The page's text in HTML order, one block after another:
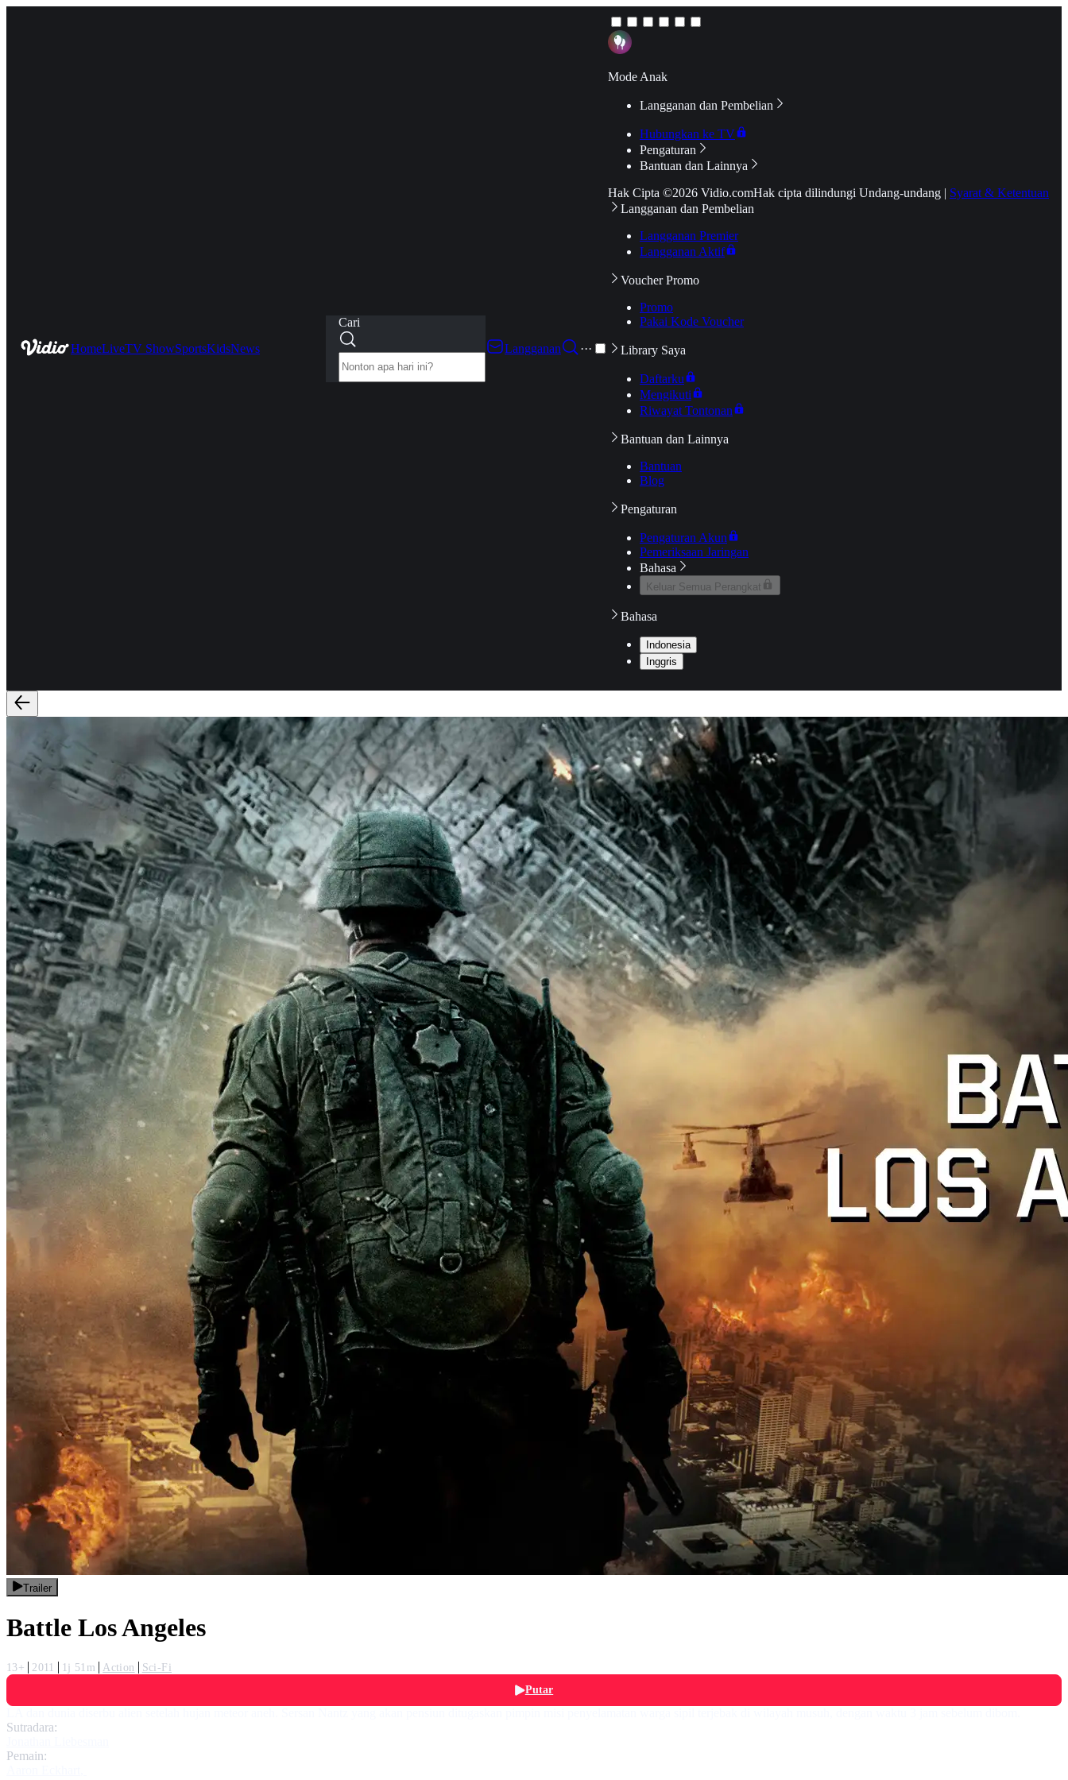
HomeLiveTV ShowSportsKidsNews
Cari
Langganan
···
Mode Anak
Langganan dan Pembelian
Hubungkan ke TV
Pengaturan
Bantuan dan Lainnya
Hak Cipta ©2026 Vidio.comHak cipta dilindungi Undang-undang | Syarat & Ketentuan
Langganan dan Pembelian
Langganan Premier
Langganan Aktif
Voucher Promo
Promo
Pakai Kode Voucher
Library Saya
Daftarku
Mengikuti
Riwayat Tontonan
Bantuan dan Lainnya
Bantuan
Blog
Pengaturan
Pengaturan Akun
Pemeriksaan Jaringan
Bahasa
Keluar Semua Perangkat
Bahasa
Indonesia
Inggris
Trailer
Battle Los Angeles
13+ 2011 1j 51m Action
Sci-Fi
Putar
Sutradara:
Pemain: